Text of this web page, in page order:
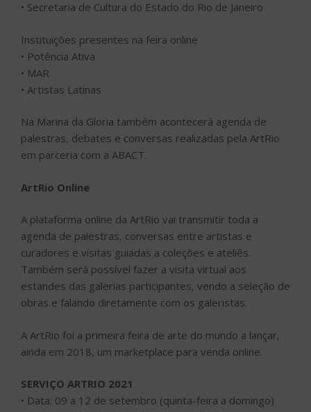
A plataforma online da ArtRio vai transmitir toda a
agenda de palestras, conversas entre artistas e
curadores e visitas guiadas a coleções e ateliês.
estandes das galerias participantes, vendo a seleção de
obras e falando diretamente com os galeristas.
ainda em 2018, um marketplace para venda online.
SERVIÇO ARTRIO 2021
• Data: 09 a 12 de setembro (quinta-feira a domingo)
• Preview – 08 de setembro (quarta-feira)
• Venda de ingressos:www.artrio.com
• Ingressos: R$ 100 / R$ 50
No ato da compra do ingresso, deverá ser agendada a
Em conformidade com o Decreto Municipal nº 49.335 de
evento, de visitantes cariocas e não cariocas, o
comprovante de vacinação contra a COVID-19. Todos